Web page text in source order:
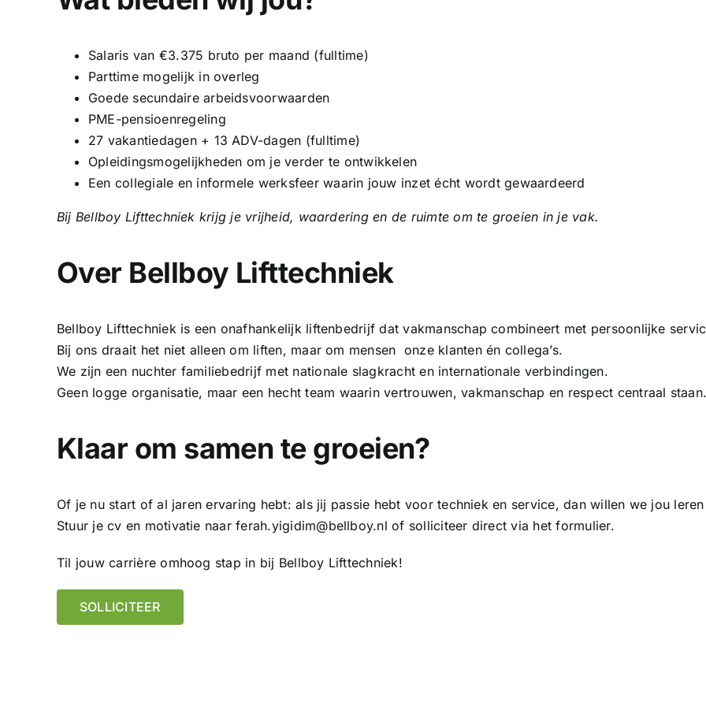
Salaris van €3.375 bruto per maand (fulltime)
Parttime mogelijk in overleg
Goede secundaire arbeidsvoorwaarden
PME-pensioenregeling
27 vakantiedagen + 13 ADV-dagen (fulltime)
Opleidingsmogelijkheden om je verder te ontwikkelen
Een collegiale en informele werksfeer waarin jouw inzet écht wordt gewaardeerd
Bij Bellboy Lifttechniek krijg je vrijheid, waardering en de ruimte om te groeien in je vak.
Over Bellboy Lifttechniek
Bellboy Lifttechniek is een onafhankelijk liftenbedrijf dat vakmanschap combineert met persoonlijke
Bij ons draait het niet alleen om liften, maar om mensen onze klanten én collega’s.
We zijn een nuchter familiebedrijf met nationale slagkracht en internationale verbindingen.
Geen logge organisatie, maar een hecht team waarin vertrouwen, vakmanschap en respect centraal
Klaar om samen te groeien?
Of je nu start of al jaren ervaring hebt: als jij passie hebt voor techniek en service, dan willen we jou
Stuur je cv en motivatie naarferah.yigidim@bellboy.nl of solliciteer direct via het formulier.
Til jouw carrière omhoog stap in bij Bellboy Lifttechniek!
SOLLICITEER